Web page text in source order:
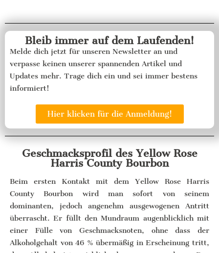
Bleib immer auf dem Laufenden!
Melde dich jetzt für unseren Newsletter an und
verpasse keinen unserer spannenden Artikel und
Updates mehr. Trage dich ein und sei immer bestens
informiert!
Hier klicken für die Anmeldung!
Geschmacksprofil des Yellow Rose
Harris County Bourbon
Beim ersten Kontakt mit dem Yellow Rose Harris
County Bourbon wird man sofort von seinem
dominanten, jedoch angenehm ausgewogenen Antritt
überrascht. Er füllt den Mundraum augenblicklich mit
einer Fülle von Geschmacksnoten, ohne dass der
Alkoholgehalt von 46 % übermäßig in Erscheinung tritt,